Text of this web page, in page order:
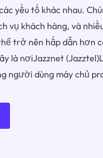
yếu tố khác nhau.
vụ khách hàng, và
trở nên hấp dẫn hơn
là nơiJazznet
người dùng máy chủ